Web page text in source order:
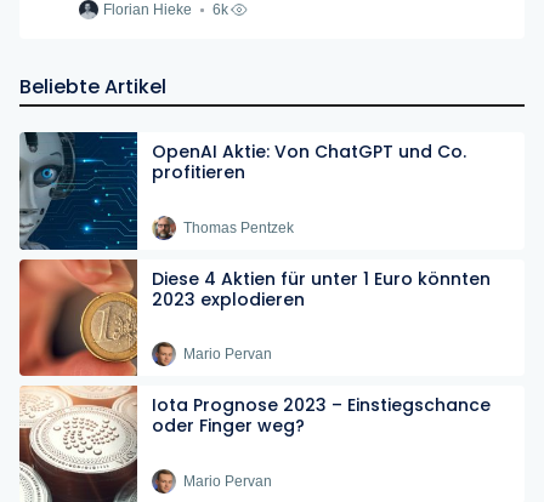
Florian Hieke 6k
Beliebte Artikel
OpenAI Aktie: Von ChatGPT und Co.
profitieren
Thomas Pentzek
Diese 4 Aktien für unter 1 Euro könnten
2023 explodieren
Mario Pervan
Iota Prognose 2023 – Einstiegschance
oder Finger weg?
Mario Pervan